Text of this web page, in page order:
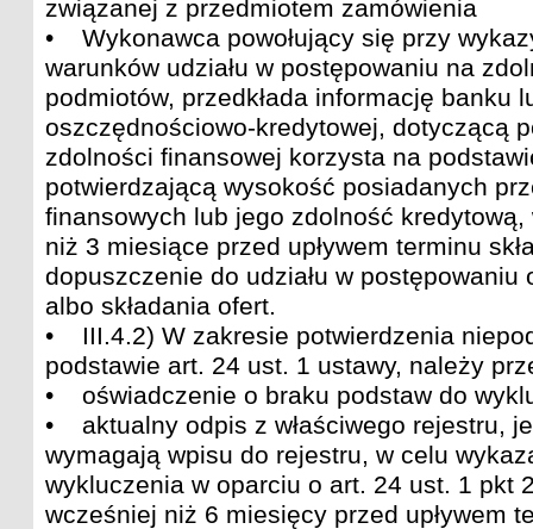
związanej z przedmiotem zamówienia
• Wykonawca powołujący się przy
warunków udziału w postępowaniu na
podmiotów, przedkłada informację banku
oszczędnościowo-kredytowej, dotyczącą
zdolności finansowej korzysta na
potwierdzającą wysokość posiadanych
finansowych lub jego zdolność
niż 3 miesiące przed upływem terminu
dopuszczenie do udziału w
albo składania ofert.
• III.4.2) W zakresie potwierdzenia
podstawie art. 24 ust. 1 ustawy, należy
• oświadczenie o braku podstaw do
• aktualny odpis z właściwego rejestru,
wymagają wpisu do rejestru, w celu
wykluczenia w oparciu o art. 24 ust. 1 pkt
wcześniej niż 6 miesięcy przed upływem